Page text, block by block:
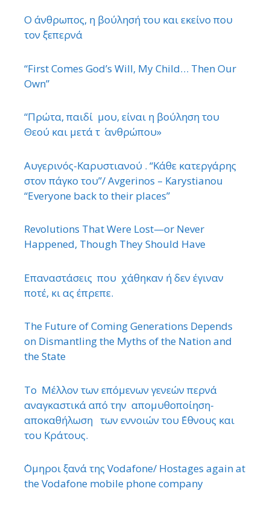
Ο άνθρωπος, η βούλησή του και εκείνο που
τον ξεπερνά
“First Comes God’s Will, My Child… Then Our
Own”
“Πρώτα, παιδί μου, είναι η βούληση του
Θεού και μετά τ ΄ ανθρώπου»
Αυγερινός-Καρυστιανού . “Κάθε κατεργάρης
στον πάγκο του”/ Avgerinos – Karystianou
“Εveryone back to their places”
Revolutions That Were Lost—or Never
Happened, Though They Should Have
Επαναστάσεις που χάθηκαν ή δεν έγιναν
ποτέ, κι ας έπρεπε.
The Future of Coming Generations Depends
on Dismantling the Myths of the Nation and
the State
Το Μέλλον των επόμενων γενεών περνά
αναγκαστικά από την απομυθοποίηση-
αποκαθήλωση των εννοιών του ΄Εθνους και
του Κράτους.
΄Ομηροι ξανά της Vodafone/ Hostages again at
the Vodafone mobile phone company